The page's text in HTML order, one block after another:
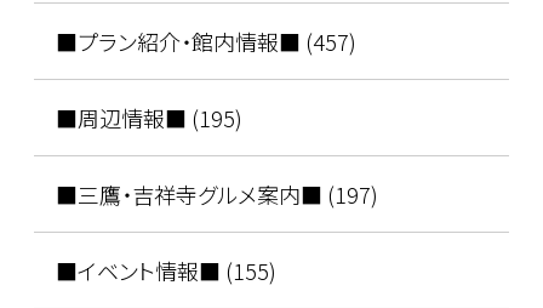
■プラン紹介・館内情報■ (457)
■周辺情報■ (195)
■三鷹・吉祥寺グルメ案内■ (197)
■イベント情報■ (155)